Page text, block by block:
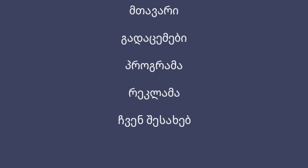
მთავარი
გადაცემები
პროგრამა
რეკლამა
ჩვენ შესახებ